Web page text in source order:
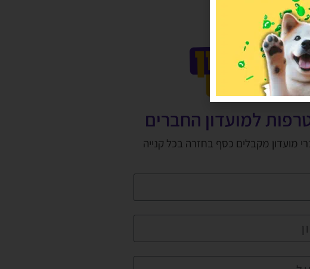
למועדון החברים
מועדון מקבלים כסף בחזרה בכל קנייה